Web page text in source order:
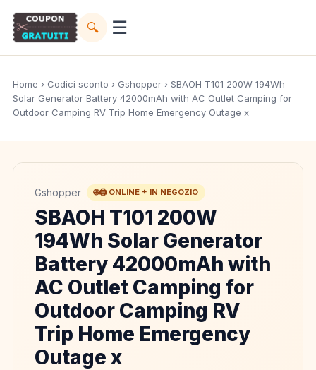
🔍 ☰
Home › Codici sconto › Gshopper › SBAOH T101 200W 194Wh
Solar Generator Battery 42000mAh with AC Outlet Camping for
Outdoor Camping RV Trip Home Emergency Outage x
Gshopper 🌐🖨️ ONLINE + IN NEGOZIO
SBAOH T101 200W
194Wh Solar Generator
Battery 42000mAh with
AC Outlet Camping for
Outdoor Camping RV
Trip Home Emergency
Outage x